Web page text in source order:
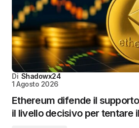
Di Shadowx24
1 Agosto 2026
Ethereum difende il
il livello decisivo per tentare